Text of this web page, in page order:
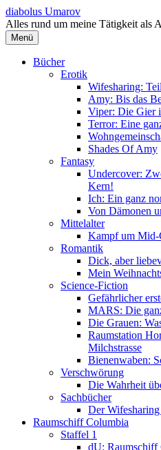
Springe
zum
Inhalt
diabolus Umarov
Alles rund um meine Tätigkeit als
Menü
Bücher
Erotik
Wifesharing:
Amy: Bis das
Viper: Die Gier
Terror: Eine
Shades Of Amy
Fantasy
Undercover:
Kern!
Ich: Ein ganz
Von Dämonen
Mittelalter
Kampf um Mid-
Romantik
Dick, aber
Mein
Science-Fiction
Gefährlicher
MARS: Die
Die Grauen:
Raumstation
Milchstrasse
Bienenwaben:
Verschwörung
Die Wahrheit
Sachbücher
Der
Raumschiff Columbia
Staffel 1
dU: Raumschiff